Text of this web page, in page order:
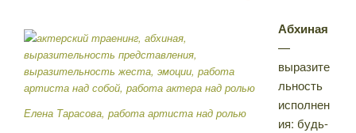
Елена Тарасова, работа артиста над ролью
Абхиная
—
выразите
льность
исполнен
ия: будь-